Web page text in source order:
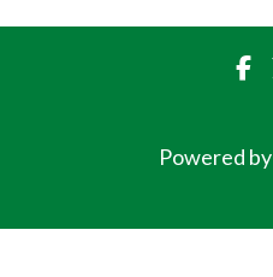
Powered by